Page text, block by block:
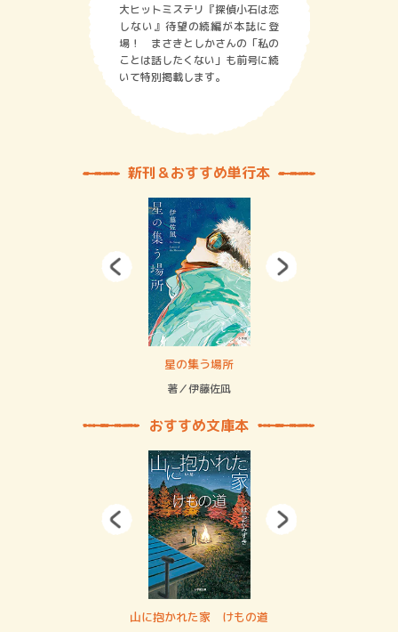
大ヒットミステリ『探偵小石は恋
しない』待望の続編が本誌に登
場！ まさきとしかさんの「私の
ことは話したくない」も前号に続
いて特別掲載します。
新刊＆おすすめ単行本
星の集う場所
著／伊藤佐凪
おすすめ文庫本
山に抱かれた家 けもの道